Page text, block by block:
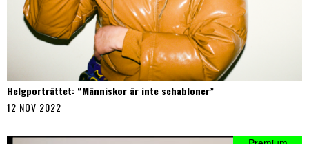
Helgporträttet: “Människor är inte schabloner”
12 NOV 2022